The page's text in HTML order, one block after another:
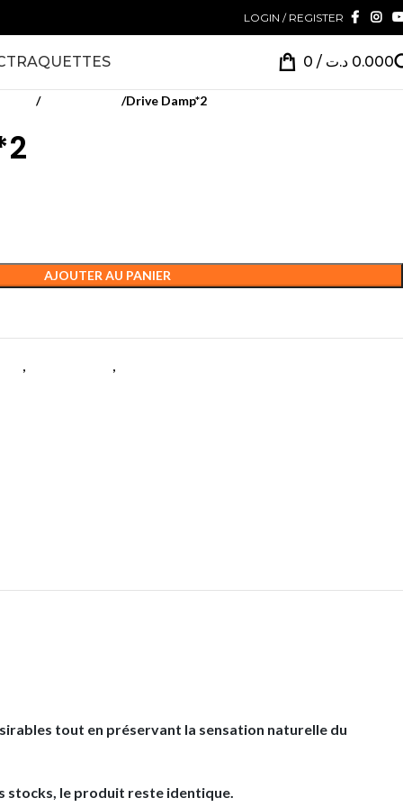
LOGIN / REGISTER
RAQUETTES 0 / 0.000 د.ت
Antivibration Drive Damp*2
AJOUTER AU PANIER
, ,
tout en préservant la sensation naturelle du
stocks, le produit reste identique.